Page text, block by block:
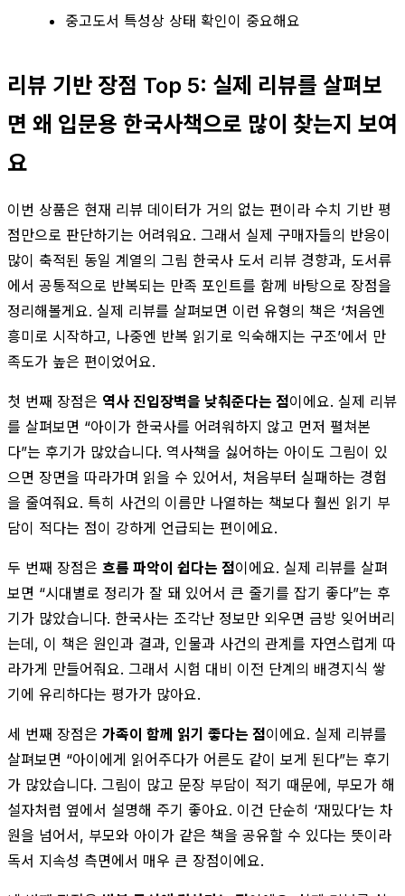
중고도서 특성상 상태 확인이 중요해요
리뷰 기반 장점 Top 5: 실제 리뷰를 살펴보
면 왜 입문용 한국사책으로 많이 찾는지 보여
요
이번 상품은 현재 리뷰 데이터가 거의 없는 편이라 수치 기반 평
점만으로 판단하기는 어려워요. 그래서 실제 구매자들의 반응이
많이 축적된 동일 계열의 그림 한국사 도서 리뷰 경향과, 도서류
에서 공통적으로 반복되는 만족 포인트를 함께 바탕으로 장점을
정리해볼게요. 실제 리뷰를 살펴보면 이런 유형의 책은 ‘처음엔
흥미로 시작하고, 나중엔 반복 읽기로 익숙해지는 구조’에서 만
족도가 높은 편이었어요.
첫 번째 장점은 역사 진입장벽을 낮춰준다는 점이에요. 실제 리뷰
를 살펴보면 “아이가 한국사를 어려워하지 않고 먼저 펼쳐본
다”는 후기가 많았습니다. 역사책을 싫어하는 아이도 그림이 있
으면 장면을 따라가며 읽을 수 있어서, 처음부터 실패하는 경험
을 줄여줘요. 특히 사건의 이름만 나열하는 책보다 훨씬 읽기 부
담이 적다는 점이 강하게 언급되는 편이에요.
두 번째 장점은 흐름 파악이 쉽다는 점이에요. 실제 리뷰를 살펴
보면 “시대별로 정리가 잘 돼 있어서 큰 줄기를 잡기 좋다”는 후
기가 많았습니다. 한국사는 조각난 정보만 외우면 금방 잊어버리
는데, 이 책은 원인과 결과, 인물과 사건의 관계를 자연스럽게 따
라가게 만들어줘요. 그래서 시험 대비 이전 단계의 배경지식 쌓
기에 유리하다는 평가가 많아요.
세 번째 장점은 가족이 함께 읽기 좋다는 점이에요. 실제 리뷰를
살펴보면 “아이에게 읽어주다가 어른도 같이 보게 된다”는 후기
가 많았습니다. 그림이 많고 문장 부담이 적기 때문에, 부모가 해
설자처럼 옆에서 설명해 주기 좋아요. 이건 단순히 ‘재밌다’는 차
원을 넘어서, 부모와 아이가 같은 책을 공유할 수 있다는 뜻이라
독서 지속성 측면에서 매우 큰 장점이에요.